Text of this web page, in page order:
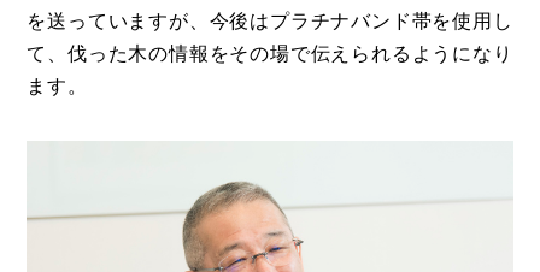
を送っていますが、今後はプラチナバンド帯を使用し
て、伐った木の情報をその場で伝えられるようになり
ます。